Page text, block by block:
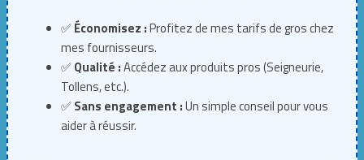
✅Économisez :Profitez de mes tarifs de gros chez
mes fournisseurs.
✅Qualité :Accédez aux produits pros (Seigneurie,
Tollens, etc.).
✅Sans engagement :Un simple conseil pour vous
aider à réussir.